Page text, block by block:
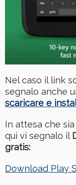
Nel caso il link
segnalo anche
scaricare e
In attesa che
qui vi segnalo il
gratis:
Download Play